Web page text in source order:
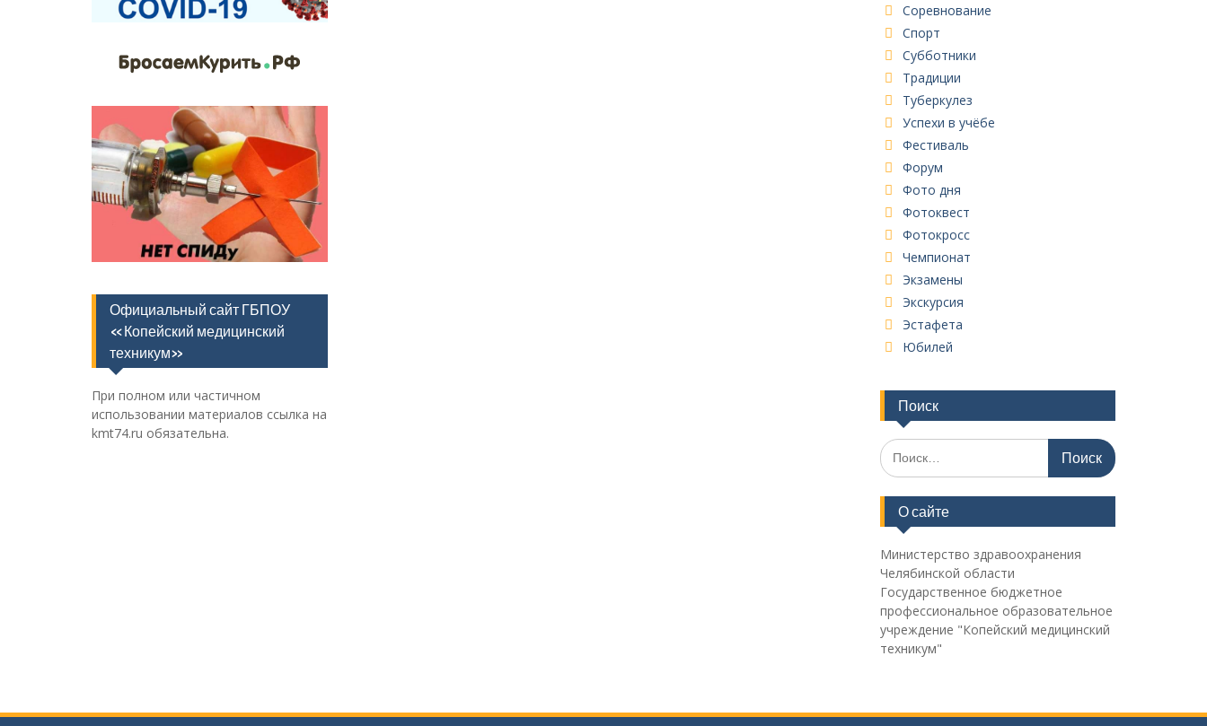
Соревнование
Спорт
Субботники
Традиции
Туберкулез
Успехи в учёбе
Фестиваль
Форум
Фото дня
Фотоквест
Фотокросс
Чемпионат
Экзамены
Экскурсия
Эстафета
Юбилей
Поиск
Поиск
по:
О сайте
Министерство здравоохранения
Челябинской области
Государственное бюджетное
профессиональное образовательное
учреждение "Копейский медицинский
техникум"
Официальный сайт ГБПОУ
«Копейский медицинский
техникум»
При полном или частичном
использовании материалов ссылка на
kmt74.ru обязательна.